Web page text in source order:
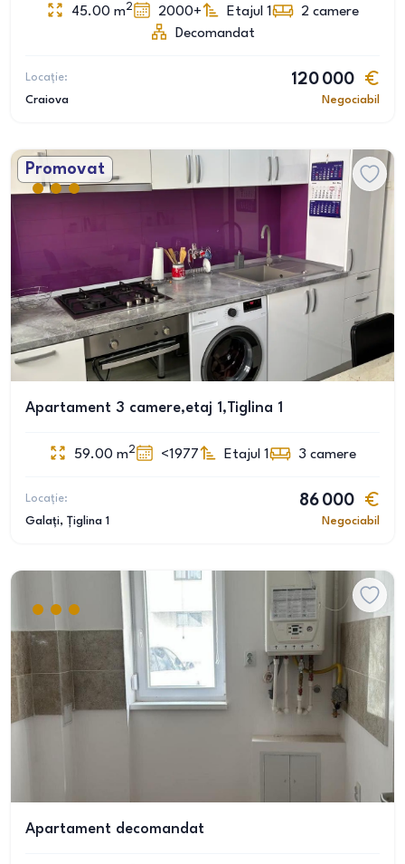
45.00 m2 2000+ Etajul 1 2 camere
Decomandat
Locație:
Craiova
120 000
Negociabil
Promovat
Apartament 3 camere,etaj 1,Tiglina 1
59.00 m2 <1977 Etajul 1 3 camere
Locație:
Galați, Țiglina 1
86 000
Negociabil
Apartament decomandat